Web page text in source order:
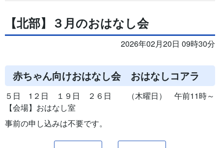
【北部】３月のおはなし会
2026年02月20日 09時30分
赤ちゃん向けおはなし会 おはなしコアラ
５日 1２日 １９日 ２６日 （木曜日） 午前11時～
【会場】おはなし室
事前の申し込みは不要です。